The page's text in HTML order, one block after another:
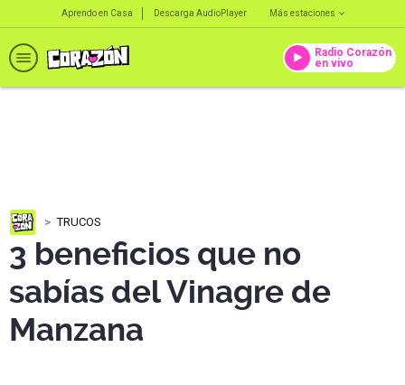
Aprendo en Casa Descarga AudioPlayer Más estaciones
Radio Corazón
en vivo
TRUCOS
3 beneficios que no
sabías del Vinagre de
Manzana